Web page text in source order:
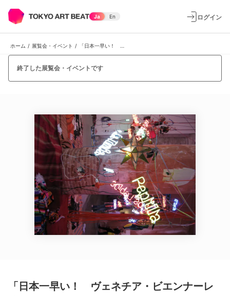
Ja En ログイン
ホーム / 展覧会・イベント /
終了した展覧会・イベントです
「日本一早い！ ヴェネチア・ビエンナーレ